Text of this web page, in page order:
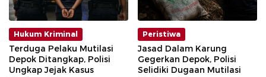
Hukum Kriminal
Terduga Pelaku Mutilasi
Depok Ditangkap, Polisi
Ungkap Jejak Kasus
Peristiwa
Jasad Dalam Karung
Gegerkan Depok, Polisi
Selidiki Dugaan Mutilasi